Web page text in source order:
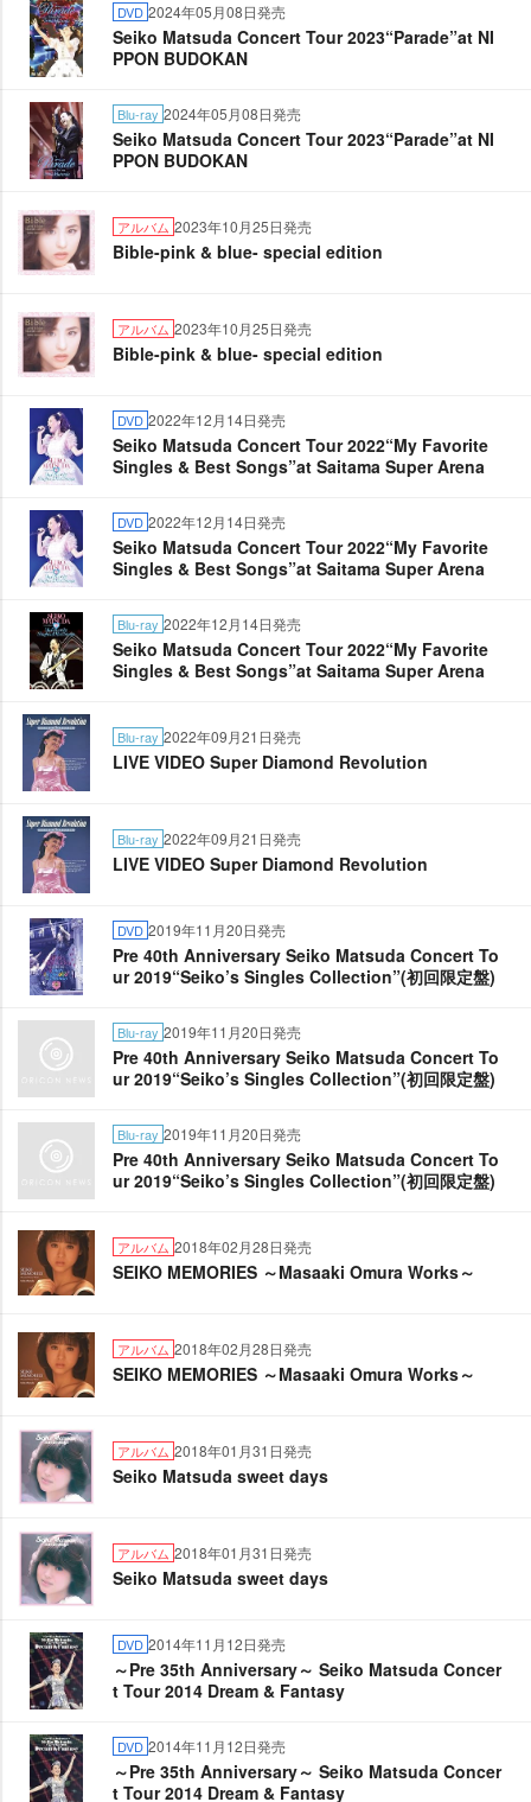
DVD 2024年05月08日発売
Seiko Matsuda Concert Tour 2023“Parade”at NI
PPON BUDOKAN
Blu-ray 2024年05月08日発売
Seiko Matsuda Concert Tour 2023“Parade”at NI
PPON BUDOKAN
アルバム 2023年10月25日発売
Bible-pink & blue- special edition
アルバム 2023年10月25日発売
Bible-pink & blue- special edition
DVD 2022年12月14日発売
Seiko Matsuda Concert Tour 2022“My Favorite
Singles & Best Songs”at Saitama Super Arena
DVD 2022年12月14日発売
Seiko Matsuda Concert Tour 2022“My Favorite
Singles & Best Songs”at Saitama Super Arena
Blu-ray 2022年12月14日発売
Seiko Matsuda Concert Tour 2022“My Favorite
Singles & Best Songs”at Saitama Super Arena
Blu-ray 2022年09月21日発売
LIVE VIDEO Super Diamond Revolution
Blu-ray 2022年09月21日発売
LIVE VIDEO Super Diamond Revolution
DVD 2019年11月20日発売
Pre 40th Anniversary Seiko Matsuda Concert To
ur 2019“Seiko’s Singles Collection”(初回限定盤)
Blu-ray 2019年11月20日発売
Pre 40th Anniversary Seiko Matsuda Concert To
ur 2019“Seiko’s Singles Collection”(初回限定盤)
Blu-ray 2019年11月20日発売
Pre 40th Anniversary Seiko Matsuda Concert To
ur 2019“Seiko’s Singles Collection”(初回限定盤)
アルバム 2018年02月28日発売
SEIKO MEMORIES ～Masaaki Omura Works～
アルバム 2018年02月28日発売
SEIKO MEMORIES ～Masaaki Omura Works～
アルバム 2018年01月31日発売
Seiko Matsuda sweet days
アルバム 2018年01月31日発売
Seiko Matsuda sweet days
DVD 2014年11月12日発売
～Pre 35th Anniversary～ Seiko Matsuda Concer
t Tour 2014 Dream & Fantasy
DVD 2014年11月12日発売
～Pre 35th Anniversary～ Seiko Matsuda Concer
t Tour 2014 Dream & Fantasy